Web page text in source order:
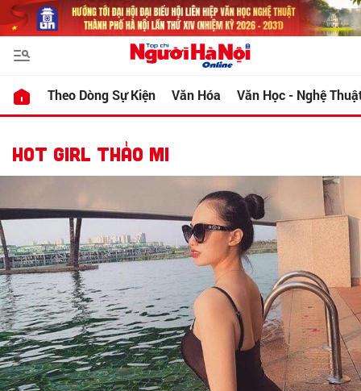
Theo Dòng Sự Kiện Văn Hóa Văn Học - Nghệ
HOT GIRL THẢO MI